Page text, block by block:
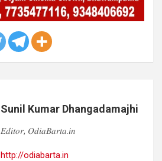
Sunil Kumar Dhangadamajhi
𝐸𝑑𝑖𝑡𝑜𝑟, 𝑂𝑑𝑖𝑎𝐵𝑎𝑟𝑡𝑎.𝑖𝑛
http://odiabarta.in